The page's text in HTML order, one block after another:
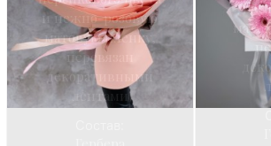
и нежно-розовую
матовую пленку,
перевязан
декоративными
лентами